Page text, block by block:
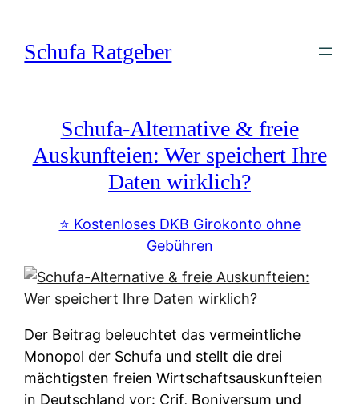
springen
Schufa Ratgeber
Schufa-Alternative & freie
Auskunfteien: Wer speichert Ihre
Daten wirklich?
⭐️ Kostenloses DKB Girokonto ohne
Gebühren
Der Beitrag beleuchtet das vermeintliche
Monopol der Schufa und stellt die drei
mächtigsten freien Wirtschaftsauskunfteien
in Deutschland vor: Crif, Boniversum und